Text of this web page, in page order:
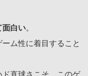
面白い。
ム性に着目すること
直球さこそ、このゲ